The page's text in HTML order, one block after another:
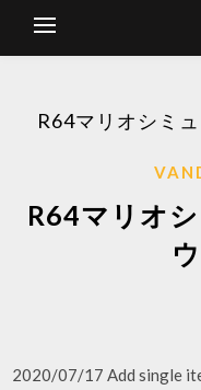
R64マリオシミ
R64マリオ
2020/07/17 Add single